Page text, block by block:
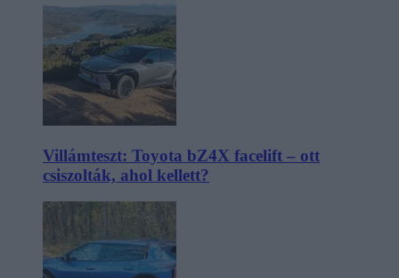
Villámteszt: Toyota bZ4X facelift – ott
csiszolták, ahol kellett?